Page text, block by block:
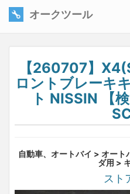
オークツール
【260707】
ロントブレーキ
ト NISSIN 【
自動車、オートバイ > オー
ダ用 >
スト